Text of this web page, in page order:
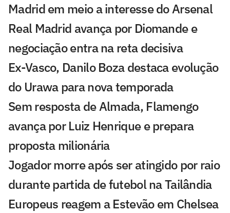
Madrid em meio a interesse do Arsenal
Real Madrid avança por Diomande e
negociação entra na reta decisiva
Ex-Vasco, Danilo Boza destaca evolução
do Urawa para nova temporada
Sem resposta de Almada, Flamengo
avança por Luiz Henrique e prepara
proposta milionária
Jogador morre após ser atingido por raio
durante partida de futebol na Tailândia
Europeus reagem a Estevão em Chelsea